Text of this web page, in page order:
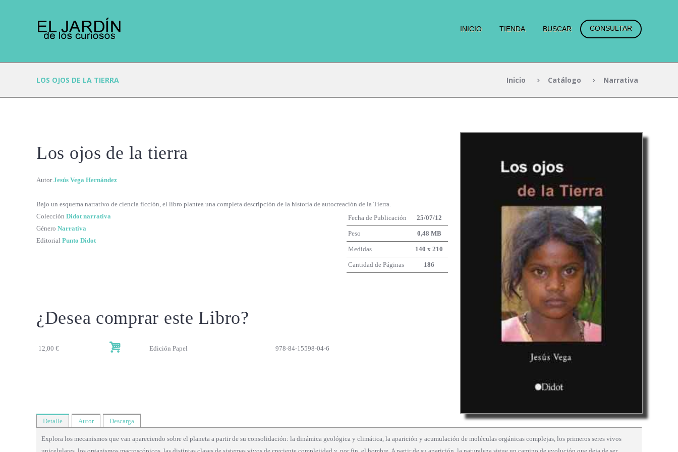
INICIO TIENDA BUSCAR CONSULTAR
LOS OJOS DE LA TIERRA Inicio Catálogo Narrativa
Los ojos de la tierra
AutorJesús Vega Hernández
Bajo un esquema narrativo de ciencia ficción, el libro plantea una completa descripción de la historia de autocreación de la Tierra.
Colección Didot narrativa
Género Narrativa
Editorial Punto Didot
Fecha de Publicación 25/07/12
Peso 0,48 MB
Medidas 140 x 210
Cantidad de Páginas 186
¿Desea comprar este Libro?
12,00 € Edición Papel 978-84-15598-04-6
Detalle Autor Descarga
Explora los mecanismos que van apareciendo sobre el planeta a partir de su consolidación: la dinámica geológica y climática, la aparición y acumulación de moléculas orgánicas complejas, los primeros seres vivos